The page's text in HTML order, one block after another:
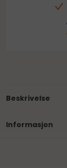
Beskrivelse
Informasjon